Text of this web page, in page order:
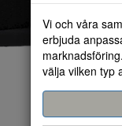
Vi och våra
erbjuda
välja vilken typ